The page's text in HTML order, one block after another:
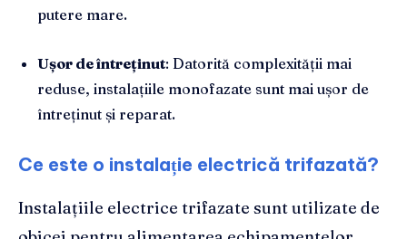
putere mare.
Ușor de întreținut: Datorită complexității mai
reduse, instalațiile monofazate sunt mai ușor de
întreținut și reparat.
Ce este o instalație electrică trifazată?
Instalațiile electrice trifazate sunt utilizate de